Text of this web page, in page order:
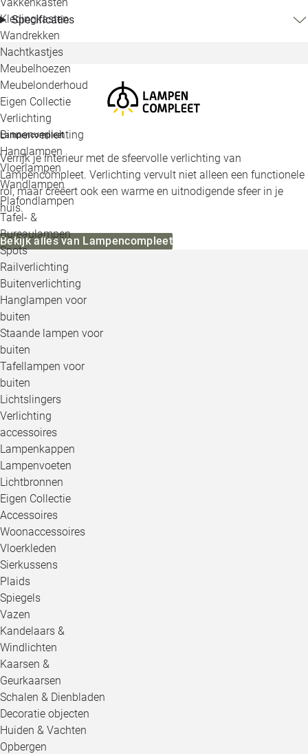
Kledingkasten
Wandrekken
Nachtkastjes
Meubelhoezen
Meubelonderhoud
Eigen Collectie
Verlichting
Binnenverlichting
Hanglampen
Vloerlampen
Wandlampen
Plafondlampen
Tafel- &
Bureaulampen
Spots
Railverlichting
Buitenverlichting
Hanglampen voor
buiten
Staande lampen voor
buiten
Tafellampen voor
buiten
Lichtslingers
Verlichting
accessoires
Lampenkappen
Lampenvoeten
Lichtbronnen
Eigen Collectie
Accessoires
Woonaccessoires
Vloerkleden
Sierkussens
Plaids
Spiegels
Vazen
Kandelaars &
Windlichten
Kaarsen &
Geurkaarsen
Schalen & Dienbladen
Decoratie objecten
Huiden & Vachten
Opbergen
Specificaties
Lampencompleet
Verrijk je interieur met de sfeervolle verlichting van
Lampencompleet. Verlichting vervult niet alleen een functionele
rol, maar creëert ook een warme en uitnodigende sfeer in je
huis.
Bekijk alles van Lampencompleet